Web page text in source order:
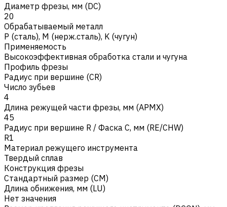
Диаметр фрезы, мм (DC)
20
Обрабатываемый металл
Р (сталь), M (нерж.сталь), K (чугун)
Применяемость
Высокоэффективная обработка стали и чугуна
Профиль фрезы
Радиус при вершине (CR)
Число зубьев
4
Длина режущей части фрезы, мм (APMX)
45
Радиус при вершине R / Фаска C, мм (RE/CHW)
R1
Материал режущего инструмента
Твердый сплав
Конструкция фрезы
Стандартный размер (CM)
Длина обнижения, мм (LU)
Нет значения